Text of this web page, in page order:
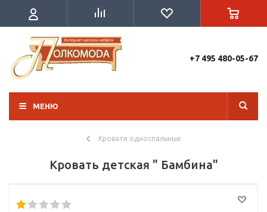
+7 495 480-05-67
МЕНЮ
Кровати односпальные
Кровать детская " Бамбина"